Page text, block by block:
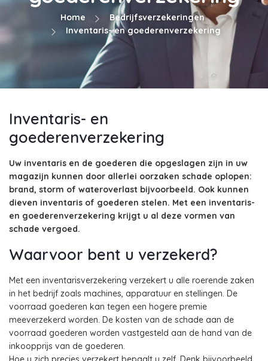
Home
Bedrijfsverzekeringen
Inventaris- en goederenverzekering
Inventaris- en
goederenverzekering
Uw inventaris en de goederen die opgeslagen zijn in uw
magazijn kunnen door allerlei oorzaken schade oplopen:
brand, storm of wateroverlast bijvoorbeeld. Ook kunnen
dieven inventaris of goederen stelen. Met een inventaris-
en goederenverzekering krijgt u al deze vormen van
schade vergoed.
Waarvoor bent u verzekerd?
Met een inventarisverzekering verzekert u alle roerende zaken
in het bedrijf zoals machines, apparatuur en stellingen. De
voorraad goederen kan tegen een hogere premie
meeverzekerd worden. De kosten van de schade aan de
voorraad goederen worden vastgesteld aan de hand van de
inkoopprijs van de goederen.